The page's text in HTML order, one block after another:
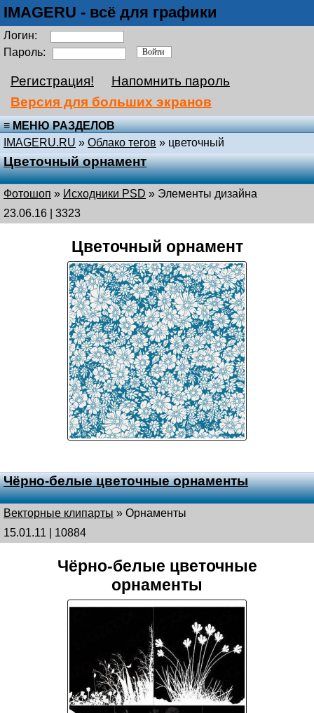
IMAGERU - всё для графики
Логин:
Пароль:
Регистрация!
Напомнить пароль
Версия для больших экранов
≡ МЕНЮ РАЗДЕЛОВ
IMAGERU.RU » Облако тегов » цветочный
Цветочный орнамент
Фотошоп » Исходники PSD » Элементы дизайна
23.06.16 | 3323
Цветочный орнамент
Чёрно-белые цветочные орнаменты
Векторные клипарты » Орнаменты
15.01.11 | 10884
Чёрно-белые цветочные
орнаменты